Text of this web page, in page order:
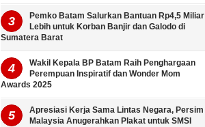
Pemko Batam Salurkan Bantuan Rp4,5 Miliar
Lebih untuk Korban Banjir dan Galodo di
Sumatera Barat
Wakil Kepala BP Batam Raih Penghargaan
Perempuan Inspiratif dan Wonder Mom
Awards 2025
Apresiasi Kerja Sama Lintas Negara, Persim
Malaysia Anugerahkan Plakat untuk SMSI